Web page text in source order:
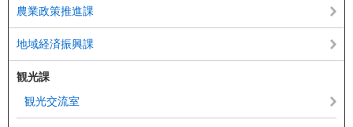
農業政策推進課
地域経済振興課
観光課
観光交流室